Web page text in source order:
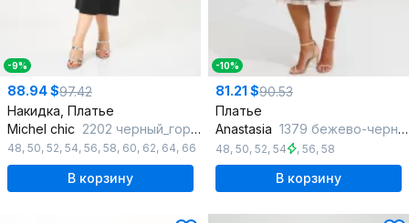
-9%
88.94 $97.42
Накидка, Платье
Michel chic 2202 черный_горох
48, 50, 52, 54, 56, 58, 60, 62, 64, 66
В корзину
-10%
81.21 $90.53
Платье
Anastasia 1379 бежево-черный
48, 50, 52, 54 , 56, 58
В корзину